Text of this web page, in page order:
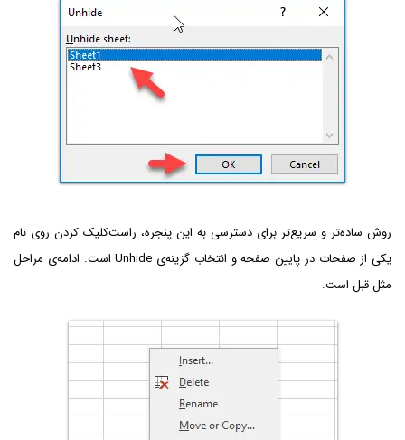
روش ساده‌تر و سریع‌تر برای دسترسی به این پنجره، راست‌کلیک کردن روی نام
یکی از صفحات در پایین صفحه و انتخاب گزینه‌ی Unhide است. ادامه‌ی مراحل
مثل قبل است.